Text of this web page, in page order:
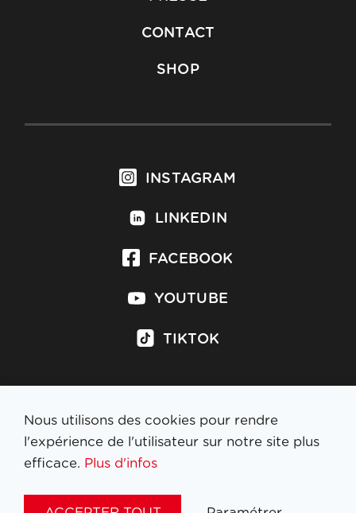
CONTACT
SHOP
INSTAGRAM
LINKEDIN
FACEBOOK
YOUTUBE
TIKTOK
S'inscrire à la newsletter
Nous utilisons des cookies pour rendre
l'expérience de l'utilisateur sur notre site plus
efficace. Plus d'infos